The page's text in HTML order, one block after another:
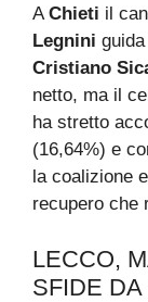
AChieti il
Legnini
Cristiano
netto, ma il
ha stretto
(16,64%) e
la coalizione
recupero che
LECCO,
SFIDE